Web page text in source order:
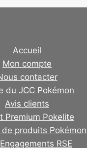
Accueil
Mon compte
contacter
du JCC Pokémon
Avis clients
Premium Pokelite
de produits Pokémon
RSE